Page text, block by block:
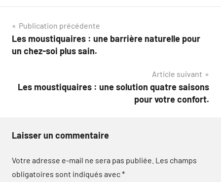
Navigation
de
Publication précédente
Les moustiquaires : une barrière naturelle pour
un chez-soi plus sain.
Article suivant
Les moustiquaires : une solution quatre saisons
pour votre confort.
Laisser un commentaire
Votre adresse e-mail ne sera pas publiée. Les champs
obligatoires sont indiqués avec*